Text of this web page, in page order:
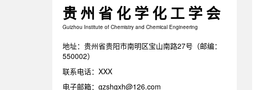
贵州省化学化工学会
Guizhou Institute of Chemistry and Chemical Engineering
地址：贵州省贵阳市南明区宝山南路27号（邮编：
550002）
联系电话：XXX
电子邮箱：gzshgxh@126.com